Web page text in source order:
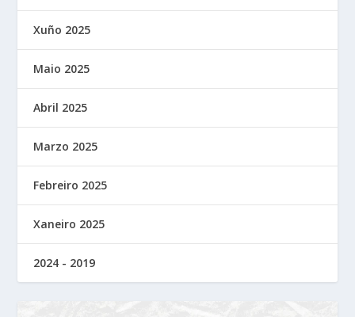
Xuño 2025
Maio 2025
Abril 2025
Marzo 2025
Febreiro 2025
Xaneiro 2025
2024 - 2019